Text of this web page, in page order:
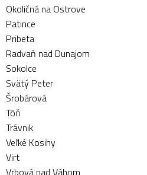
Okoličná na Ostrove
Patince
Pribeta
Radvaň nad Dunajom
Sokolce
Svätý Peter
Šrobárová
Tôň
Trávnik
Veľké Kosihy
Virt
Vrbová nad Váhom